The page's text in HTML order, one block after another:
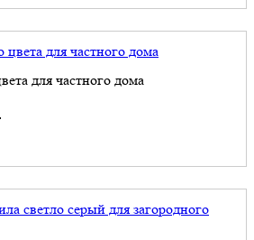
для частного дома